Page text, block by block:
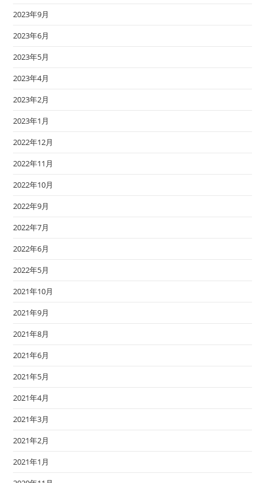
2023年9月
2023年6月
2023年5月
2023年4月
2023年2月
2023年1月
2022年12月
2022年11月
2022年10月
2022年9月
2022年7月
2022年6月
2022年5月
2021年10月
2021年9月
2021年8月
2021年6月
2021年5月
2021年4月
2021年3月
2021年2月
2021年1月